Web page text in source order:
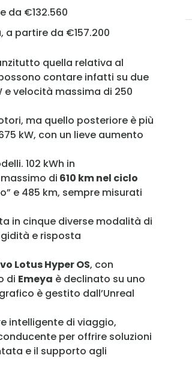
Accedi
da €132.560
a partire da €157.200
quella relativa al
contare infatti su due
velocità massima di 250
ma quello posteriore è più
kW, con un lieve aumento
102 kWh in
di 610 km nel ciclo
e 485 km, sempre misurati
in cinque diverse modalità di
e risposta
Lotus Hyper OS, con
di Emeya è declinato su uno
è gestito dall’Unreal
intelligente di viaggio,
per offrire soluzioni
e il supporto agli